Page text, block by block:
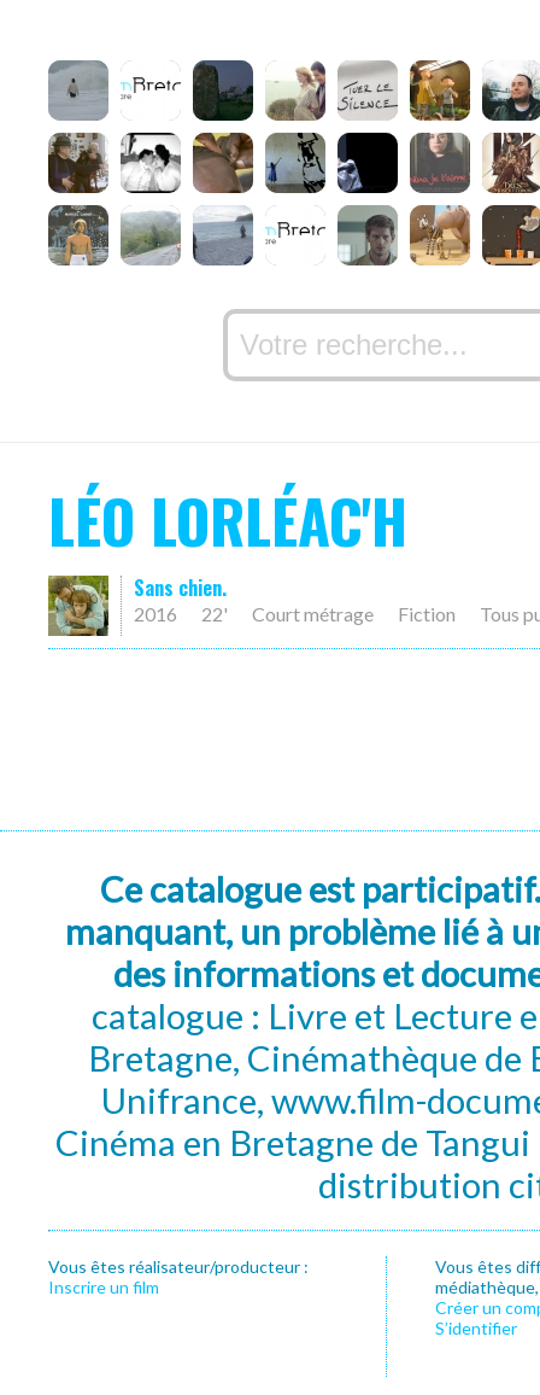
LÉO LORLÉAC'H
Sans chien.
2016 22' Court métrage Fiction Tous
Ce catalogue est
manquant, un problème lié à
des informations et
catalogue : Livre et Lecture
Bretagne, Cinémathèque de
Unifrance, www.film-
Cinéma en Bretagne de
distribution
Vous êtes réalisateur/producteur :
Inscrire un film
Vous êtes
Créer un
S’identifier